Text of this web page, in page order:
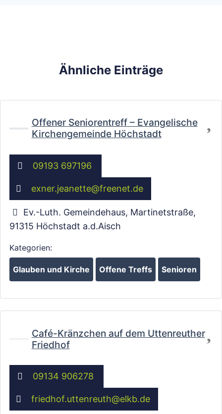
Wird geladen …
Ähnliche Einträge
Offener Seniorentreff – Evangelische
Kirchengemeinde Höchstadt
09193 697196
exner.jeanette@freenet.de
Ev.-Luth. Gemeindehaus, Martinetstraße,
91315 Höchstadt a.d.Aisch
Kategorien:
Glauben und Kirche Offene Treffs Senioren
Café-Kränzchen auf dem Uttenreuther
Friedhof
09134 906278
friedhof.uttenreuth@elkb.de